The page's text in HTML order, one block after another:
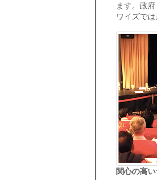
ます。政
ワイズで
関心の高